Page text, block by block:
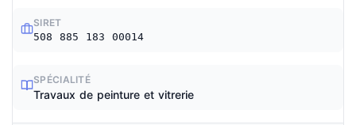
SIRET
508 885 183 00014
SPÉCIALITÉ
Travaux de peinture et vitrerie